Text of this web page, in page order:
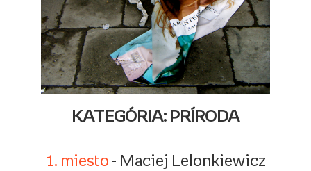
KATEGÓRIA: PRÍRODA
1. miesto - Maciej Lelonkiewicz